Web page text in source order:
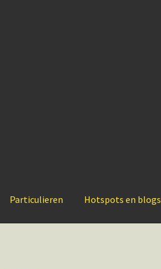
Particulieren Hotspots en blogs